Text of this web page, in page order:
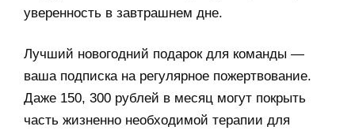
уверенность в завтрашнем дне.
Лучший новогодний подарок для команды —
ваша подписка на регулярное пожертвование.
Даже 150, 300 рублей в месяц могут покрыть
часть жизненно необходимой терапии для